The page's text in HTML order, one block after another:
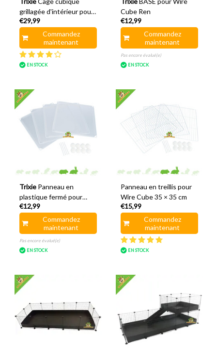
grillagée d'intérieur pour
cobaye de 140 cm
€29,99
Commandez
maintenant
EN STOCK
Cube Ren
€12,99
Commandez
maintenant
Pas encore évalué(e)
EN STOCK
Trixie Panneau en
plastique fermé pour
chemin de câbles cubique
35 × 35 cm
€12,99
Commandez
maintenant
Pas encore évalué(e)
EN STOCK
Panneau en treillis pour
Wire Cube 35 × 35 cm
€15,99
Commandez
maintenant
EN STOCK